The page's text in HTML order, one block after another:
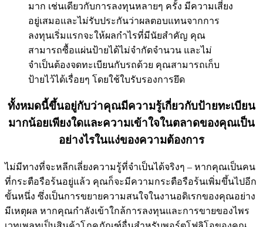
มาก เช่นเดียวกับการลงทุนหลายๆ ครั้ง มีความเสี่ยง
อยู่เสมอและไม่รับประกันว่าผลตอบแทนจากการ
ลงทุนเริ่มแรกจะให้ผลกำไรที่มีนัยสำคัญ คุณ
สามารถซื้อแผ่นป้ายได้ไม่จำกัดจำนวน และไม่
จำเป็นต้องจดทะเบียนกับรถด้วย คุณสามารถเก็บ
ป้ายไว้ได้เรื่อยๆ โดยใช้ใบรับรองการยึด
ทั้งหมดนี้ขึ้นอยู่กับว่าคุณมีความรู้เกี่ยวกับป้ายทะเบียน
มากน้อยเพียงใดและความเข้าใจในตลาดของคุณเป็น
อย่างไรในแง่ของความต้องการ
ไม่มีทางที่จะหลีกเลี่ยงความรู้ที่จำเป็นได้จริงๆ – หากคุณเป็นคน
ที่กระตือรือร้นอยู่แล้ว คุณก็จะมีความกระตือรือร้นเพิ่มขึ้นไปอีก
ขั้นหนึ่ง ซึ่งเป็นการขยายความสนใจในงานอดิเรกของคุณอย่าง
มีเหตุผล หากคุณกำลังเข้าใกล้การลงทุนและการขายของไพร